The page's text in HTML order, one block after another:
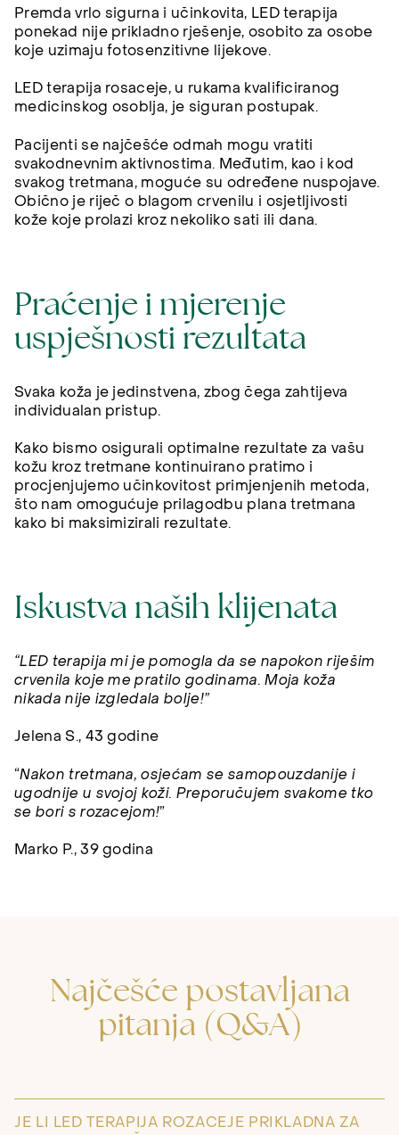
Premda vrlo sigurna i učinkovita, LED terapija
ponekad nije prikladno rješenje, osobito za osobe
koje uzimaju fotosenzitivne lijekove.
LED terapija rosaceje, u rukama kvalificiranog
medicinskog osoblja, je siguran postupak.
Pacijenti se najčešće odmah mogu vratiti
svakodnevnim aktivnostima. Međutim, kao i kod
svakog tretmana, moguće su određene nuspojave.
Obično je riječ o blagom crvenilu i osjetljivosti
kože koje prolazi kroz nekoliko sati ili dana.
Praćenje i mjerenje
uspješnosti rezultata
Svaka koža je jedinstvena, zbog čega zahtijeva
individualan pristup.
Kako bismo osigurali optimalne rezultate za vašu
kožu kroz tretmane kontinuirano pratimo i
procjenjujemo učinkovitost primjenjenih metoda,
što nam omogućuje prilagodbu plana tretmana
kako bi maksimizirali rezultate.
Iskustva naših klijenata
“LED terapija mi je pomogla da se napokon riješim
crvenila koje me pratilo godinama. Moja koža
nikada nije izgledala bolje!”
Jelena S., 43 godine
“Nakon tretmana, osjećam se samopouzdanije i
ugodnije u svojoj koži. Preporučujem svakome tko
se bori s rozacejom!”
Marko P., 39 godina
Najčešće postavljana
pitanja (Q&A)
JE LI LED TERAPIJA ROZACEJE PRIKLADNA ZA